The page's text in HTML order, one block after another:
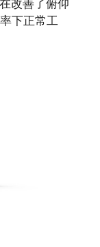
改善了俯仰
下正常工